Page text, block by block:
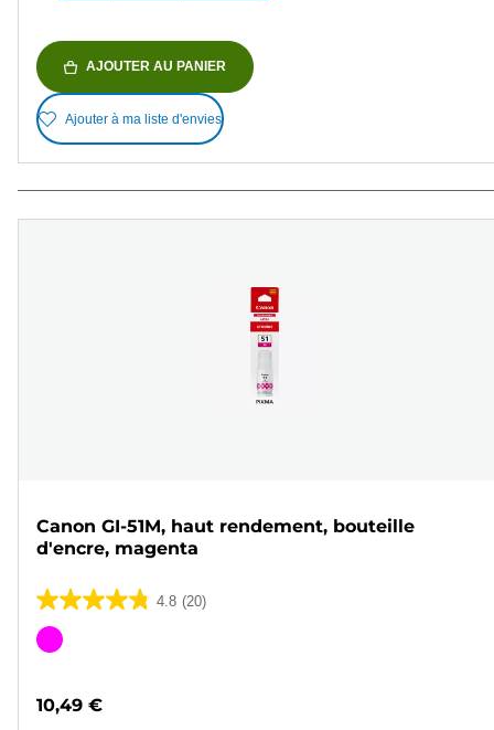
AJOUTER AU PANIER
Ajouter à ma liste d'envies
Canon GI-51M, haut rendement, bouteille
d'encre, magenta
4.8 (20)
4.8
sur
20
Cartouche
10,49 €